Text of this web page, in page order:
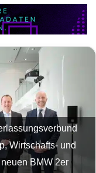
Wirtschafts- und
BMW 2er